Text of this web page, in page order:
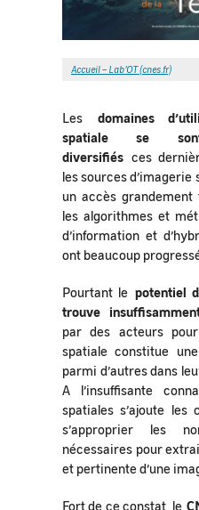
Accueil – Lab’OT (cnes.fr)
Les domaines
spatiale se sont
diversifiés ces
les sources
un accès grandement
les algorithmes et
d’information et
ont beaucoup
Pourtant le potentiel
trouve
par des acteurs pour
spatiale constitue
parmi d’autres dans
A l’insuffisante
spatiales s’ajoute
s’approprier les
nécessaires pour
et pertinente d’une
Fort de ce constat, le